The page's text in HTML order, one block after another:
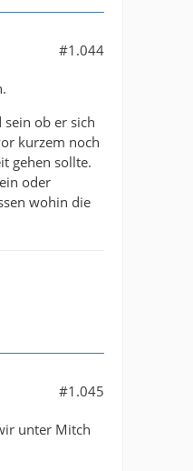
#1.044
ob er sich
kurzem noch
gehen sollte.
oder
wohin die
#1.045
unter Mitch